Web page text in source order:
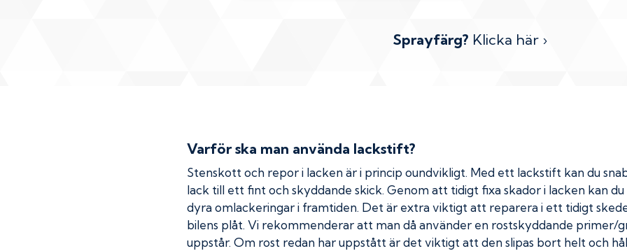
Sprayfärg? Klicka här ›
Varför ska man använda lackstift?
Stenskott och repor i lacken är i princip oundvikligt. Med ett lackstift kan du
lack till ett fint och skyddande skick. Genom att tidigt fixa skador i lacken kan
dyra omlackeringar i framtiden. Det är extra viktigt att reparera i ett tidigt
bilens plåt. Vi rekommenderar att man då använder en rostskyddande primer/
uppstår. Om rost redan har uppstått är det viktigt att den slipas bort helt och